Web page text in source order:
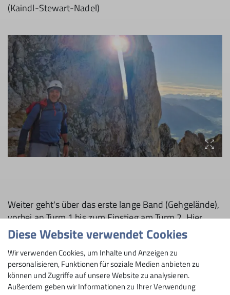
(Kaindl-Stewart-Nadel)
Weiter geht's über das erste lange Band (Gehgelände),
vorbei an Turm 1 bis zum Einstieg am Turm 2. Hier
hat's uns dann mit einem kleinen Verhauer erwischt,
was aber erst bemerkten, als wir ca. 50 HM zu hoch
standen und beim herunterblicken den eigentlichen
Weg sahen.
Ok, zurück auf den "richtigen" Weg - von da an ging's
Diese Website verwendet Cookies
Wir verwenden Cookies, um Inhalte und Anzeigen zu
personalisieren, Funktionen für soziale Medien anbieten zu
können und Zugriffe auf unsere Website zu analysieren.
Außerdem geben wir Informationen zu Ihrer Verwendung